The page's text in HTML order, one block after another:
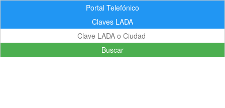
Portal Telefónico
Claves LADA
Buscar